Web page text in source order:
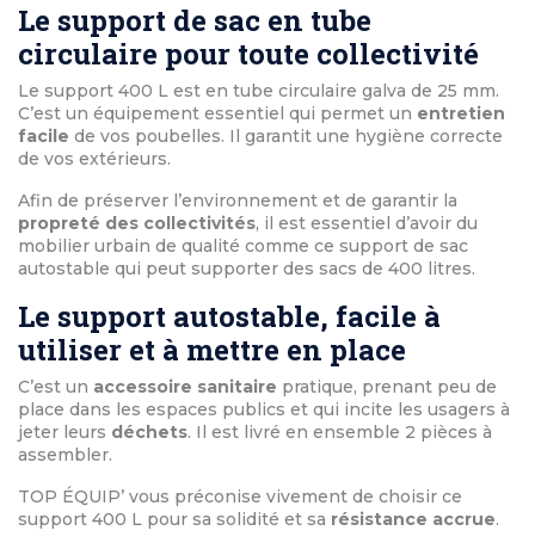
Le support de sac en tube
circulaire pour toute collectivité
Le support 400 L est en tube circulaire galva de 25 mm.
C’est un équipement essentiel qui permet un entretien
facile de vos poubelles. Il garantit une hygiène correcte
de vos extérieurs.
Afin de préserver l’environnement et de garantir la
propreté des collectivités, il est essentiel d’avoir du
mobilier urbain de qualité comme ce support de sac
autostable qui peut supporter des sacs de 400 litres.
Le support autostable, facile à
utiliser et à mettre en place
C’est un accessoire sanitaire pratique, prenant peu de
place dans les espaces publics et qui incite les usagers à
jeter leurs déchets. Il est livré en ensemble 2 pièces à
assembler.
TOP ÉQUIP’ vous préconise vivement de choisir ce
support 400 L pour sa solidité et sa résistance accrue.